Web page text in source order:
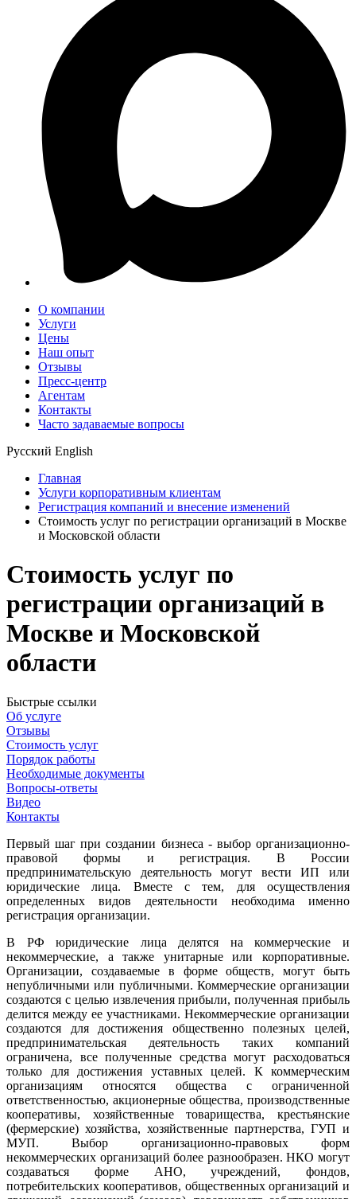
О компании
Услуги
Цены
Наш опыт
Отзывы
Пресс-центр
Агентам
Контакты
Часто задаваемые вопросы
Русский English
Главная
Услуги корпоративным клиентам
Регистрация компаний и внесение изменений
Стоимость услуг по регистрации организаций в Москве
и Московской области
Стоимость услуг по
регистрации организаций в
Москве и Московской
области
Быстрые ссылки
Об услуге
Отзывы
Стоимость услуг
Порядок работы
Необходимые документы
Вопросы-ответы
Видео
Контакты
Первый шаг при создании бизнеса - выбор организационно-
правовой формы и регистрация. В России
предпринимательскую деятельность могут вести ИП или
юридические лица. Вместе с тем, для осуществления
определенных видов деятельности необходима именно
регистрация организации.
В РФ юридические лица делятся на коммерческие и
некоммерческие, а также унитарные или корпоративные.
Организации, создаваемые в форме обществ, могут быть
непубличными или публичными. Коммерческие организации
создаются с целью извлечения прибыли, полученная прибыль
делится между ее участниками. Некоммерческие организации
создаются для достижения общественно полезных целей,
предпринимательская деятельность таких компаний
ограничена, все полученные средства могут расходоваться
только для достижения уставных целей. К коммерческим
организациям относятся общества с ограниченной
ответственностью, акционерные общества, производственные
кооперативы, хозяйственные товарищества, крестьянские
(фермерские) хозяйства, хозяйственные партнерства, ГУП и
МУП. Выбор организационно-правовых форм
некоммерческих организаций более разнообразен. НКО могут
создаваться форме АНО, учреждений, фондов,
потребительских кооперативов, общественных организаций и